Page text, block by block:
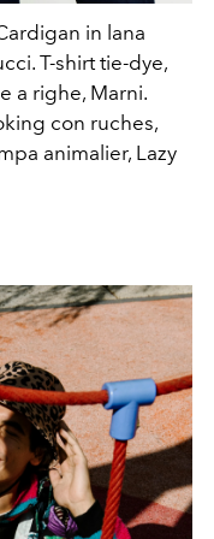
in lana
T-shirt tie-dye,
a righe, Marni.
con ruches,
animalier, Lazy